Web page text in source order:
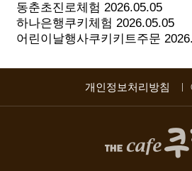
동춘초진로체험 2026.05.05
하나은행쿠키체험 2026.05.05
어린이날행사쿠키키트주문
개인정보처리방침